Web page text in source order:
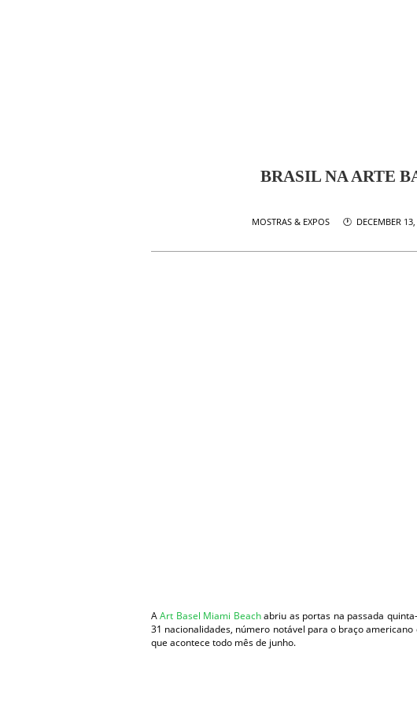
BRASIL NA ARTE
MOSTRAS & EXPOS 🕐 DECEMBER
AArt Basel Miami Beachabriu as portas na passada
31 nacionalidades, número notável para o braço
que acontece todo mês de junho.